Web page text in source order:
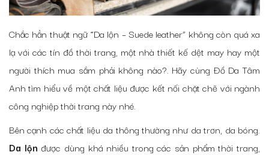
Chắc hẳn thuật ngữ “Da lộn – Suede leather” không còn quá xa
lạ với các tín đồ thời trang, một nhà thiết kế dệt may hay một
người thích mua sắm phải không nào?. Hãy cùng Đồ Da Tâm
Anh tìm hiểu về một chất liệu được kết nối chặt chẽ với ngành
công nghiệp thời trang này nhé.
Bên cạnh các chất liệu da thông thường như da trơn, da bóng.
Da lộn được dùng khá nhiều trong các sản phẩm thời trang,